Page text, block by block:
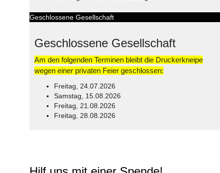
Geschlossene Gesellschaft
Geschlossene Gesellschaft
Am den folgenden Terminen bleibt die Druckerkneipe
wegen einer privaten Feier geschlossen:
Freitag, 24.07.2026
Samstag, 15.08.2026
Freitag, 21.08.2026
Freitag, 28.08.2026